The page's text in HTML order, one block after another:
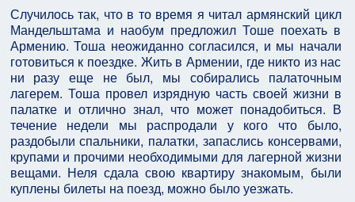
Случилось так, что в то время я читал армянский цикл
Мандельштама и наобум предложил Тоше поехать в
Армению. Тоша неожиданно согласился, и мы начали
готовиться к поездке. Жить в Армении, где никто из нас
ни разу еще не был, мы собирались палаточным
лагерем. Тоша провел изрядную часть своей жизни в
палатке и отлично знал, что может понадобиться. В
течение недели мы распродали у кого что было,
раздобыли спальники, палатки, запаслись консервами,
крупами и прочими необходимыми для лагерной жизни
вещами. Неля сдала свою квартиру знакомым, были
куплены билеты на поезд, можно было уезжать.